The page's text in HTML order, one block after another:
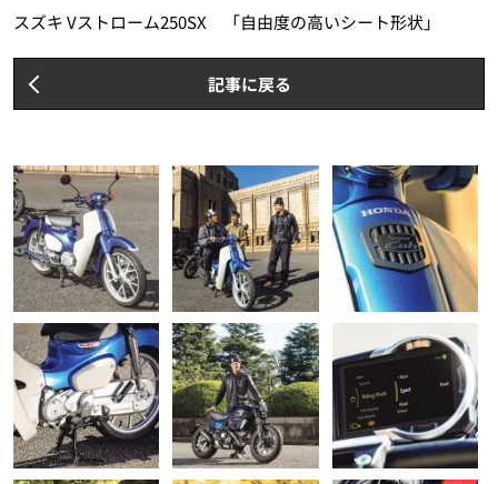
スズキ Vストローム250SX 「自由度の高いシート形状」
記事に戻る